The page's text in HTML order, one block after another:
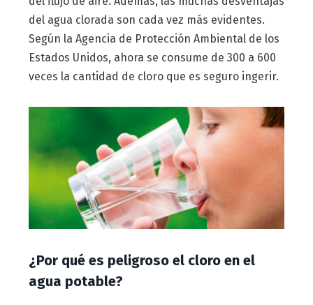
del agua clorada son cada vez más evidentes.
Según la Agencia de Protección Ambiental de los
Estados Unidos, ahora se consume de 300 a 600
veces la cantidad de cloro que es seguro ingerir.
¿Por qué es peligroso el cloro en el
agua potable?